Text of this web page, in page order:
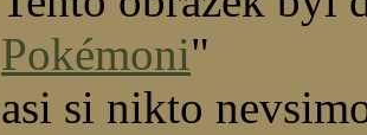
Pokémoni"
asi si nikto